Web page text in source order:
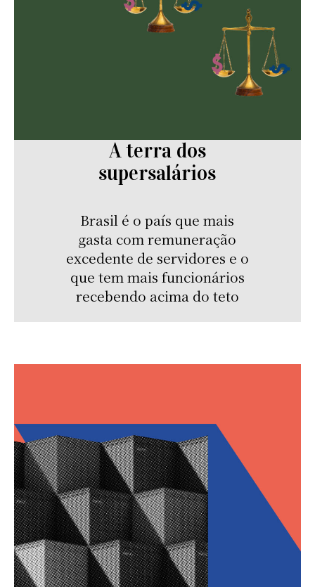
A terra dos
supersalários
Brasil é o país que mais
gasta com remuneração
excedente de servidores e o
que tem mais funcionários
recebendo acima do teto